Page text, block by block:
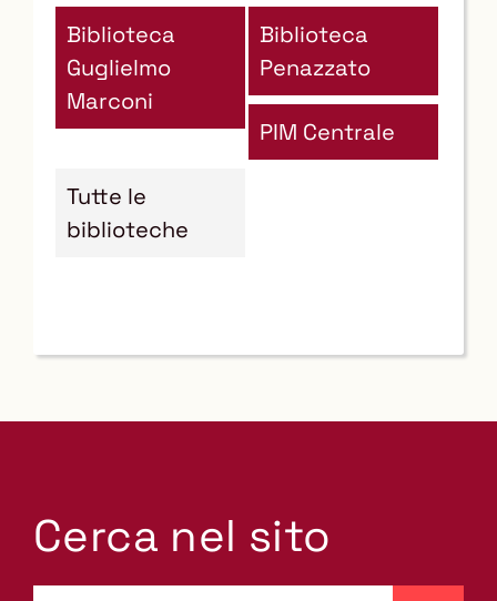
Biblioteca
Guglielmo
Marconi
Biblioteca
Penazzato
PIM Centrale
Tutte le
biblioteche
Cerca nel sito